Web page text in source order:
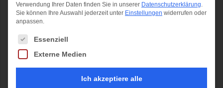
Verwendung Ihrer Daten finden Sie in unserer Datenschutzerklärung.
Sie können Ihre Auswahl jederzeit unter Einstellungen widerrufen oder
anpassen.
Es folgt eine Liste der Service-Gruppen, für die eine Einwilligung
Essenziell
Externe Medien
Ich akzeptiere alle